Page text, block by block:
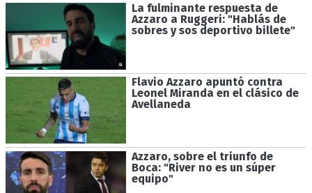
La fulminante respuesta de
Azzaro a Ruggeri: "Hablás de
sobres y sos deportivo billete"
Flavio Azzaro apuntó contra
Leonel Miranda en el clásico de
Avellaneda
Azzaro, sobre el triunfo de
Boca: "River no es un súper
equipo"